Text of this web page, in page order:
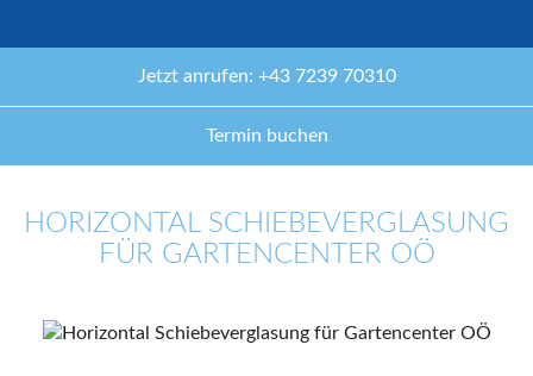
Jetzt anrufen: +43 7239 70310
Termin buchen
HORIZONTAL SCHIEBEVERGLASUNG
FÜR GARTENCENTER OÖ